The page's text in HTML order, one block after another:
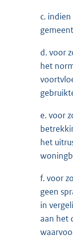
c.
d. voor
het
e. voor
het
f. voor
geen
in
aan het